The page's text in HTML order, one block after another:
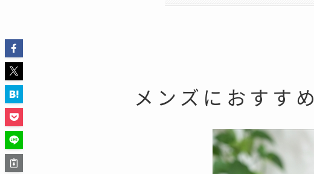
メンズにおすす